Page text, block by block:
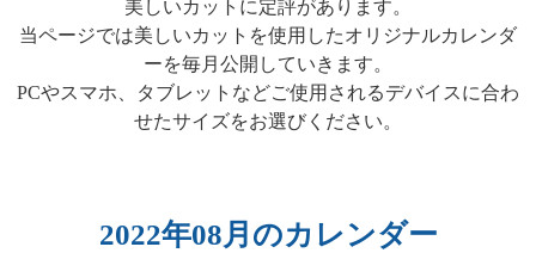
美しいカットに定評があります。
当ページでは美しいカットを使用したオリジナルカレンダ
ーを毎月公開していきます。
PCやスマホ、タブレットなどご使用されるデバイスに合わ
せたサイズをお選びください。
2022年08月のカレンダー